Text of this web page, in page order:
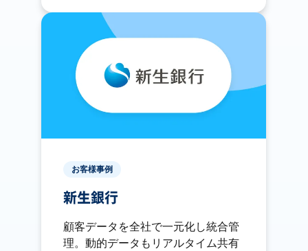
お客様事例
新生銀行
顧客データを全社で一元化し統合管
理。動的データもリアルタイム共有